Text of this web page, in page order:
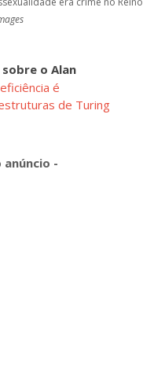
o Alan
é
de Turing
anúncio -